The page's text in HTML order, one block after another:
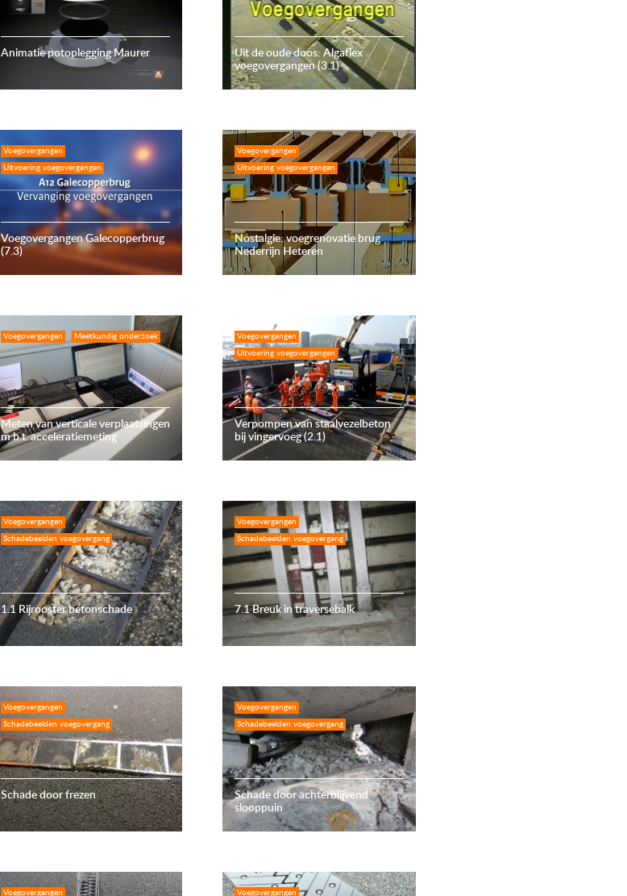
Animatie potoplegging Maurer
Uit de oude doos: Algaflex
voegovergangen (3.1)
Voegovergangen
Uitvoering voegovergangen
Voegovergangen Galecopperbrug
(7.3)
Voegovergangen
Uitvoering voegovergangen
Nostalgie: voegrenovatie brug
Nederrijn Heteren
Voegovergangen Meetkundig onderzoek
Meten van verticale verplaatsingen
m.b.t. acceleratiemeting
Voegovergangen
Uitvoering voegovergangen
Verpompen van staalvezelbeton
bij vingervoeg (2.1)
Voegovergangen
Schadebeelden voegovergang
1.1 Rijrooster betonschade
Voegovergangen
Schadebeelden voegovergang
7.1 Breuk in traversebalk
Voegovergangen
Schadebeelden voegovergang
Schade door frezen
Voegovergangen
Schadebeelden voegovergang
Schade door achterblijvend
slooppuin
Voegovergangen Voegovergangen